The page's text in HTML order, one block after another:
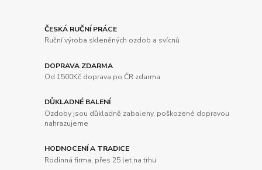
ČESKÁ RUČNÍ PRÁCE
Ruční výroba skleněných ozdob a svícnů
DOPRAVA ZDARMA
Od 1500Kč doprava po ČR zdarma
DŮKLADNÉ BALENÍ
Ozdoby jsou důkladně zabaleny, poškozené dopravou
nahrazujeme
HODNOCENÍ A TRADICE
Rodinná firma, přes 25 let na trhu